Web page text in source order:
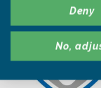
Deny
No,